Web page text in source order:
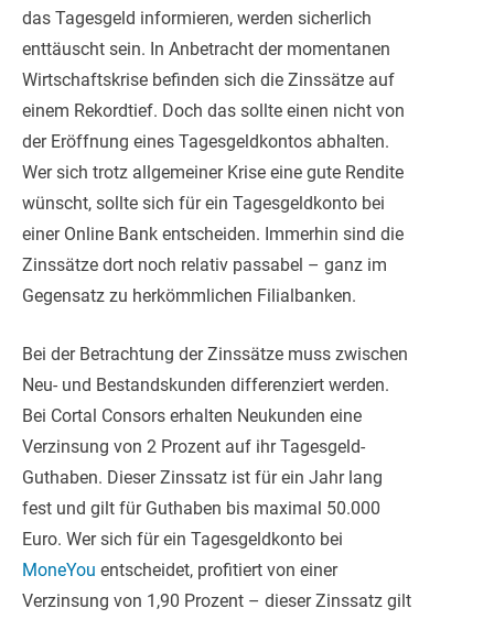
das Tagesgeld informieren, werden sicherlich
enttäuscht sein. In Anbetracht der momentanen
Wirtschaftskrise befinden sich die Zinssätze auf
einem Rekordtief. Doch das sollte einen nicht von
der Eröffnung eines Tagesgeldkontos abhalten.
Wer sich trotz allgemeiner Krise eine gute Rendite
wünscht, sollte sich für ein Tagesgeldkonto bei
einer Online Bank entscheiden. Immerhin sind die
Zinssätze dort noch relativ passabel – ganz im
Gegensatz zu herkömmlichen Filialbanken.
Bei der Betrachtung der Zinssätze muss zwischen
Neu- und Bestandskunden differenziert werden.
Bei Cortal Consors erhalten Neukunden eine
Verzinsung von 2 Prozent auf ihr Tagesgeld-
Guthaben. Dieser Zinssatz ist für ein Jahr lang
fest und gilt für Guthaben bis maximal 50.000
Euro. Wer sich für ein Tagesgeldkonto bei
MoneYou entscheidet, profitiert von einer
Verzinsung von 1,90 Prozent – dieser Zinssatz gilt